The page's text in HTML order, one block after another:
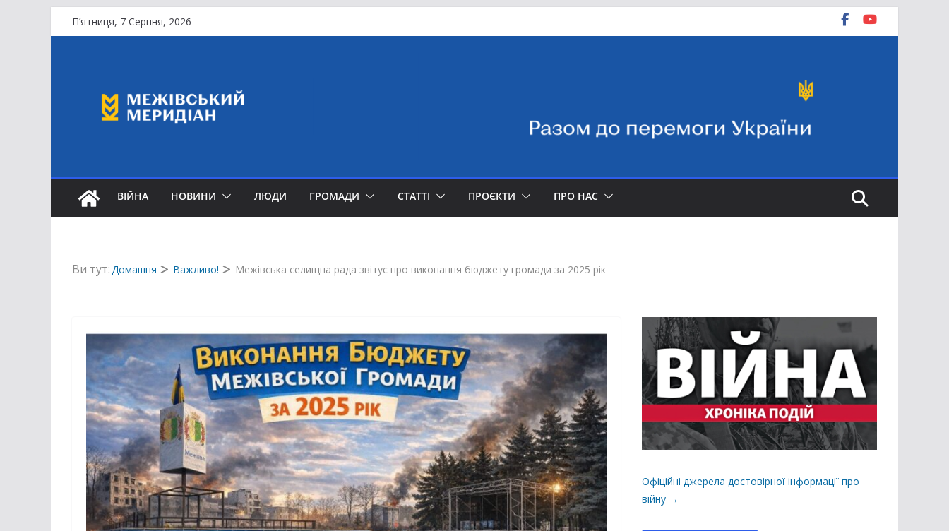
Перейти
до
П’ятниця, 7 Серпня, 2026
ВІЙНА НОВИНИ ЛЮДИ ГРОМАДИ СТАТТІ ПРОЄКТИ ПРО НАС
Ви тут:Домашня Важливо! Межівська селищна рада звітує про виконання бюджету громади за 2025 рік
Офіційні джерела достовірної інформації про
війну →